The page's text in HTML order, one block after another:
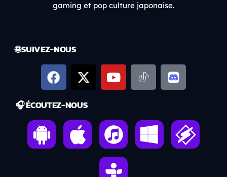
gaming et pop culture japonaise.
🌐 SUIVEZ-NOUS
🎧 ÉCOUTEZ-NOUS